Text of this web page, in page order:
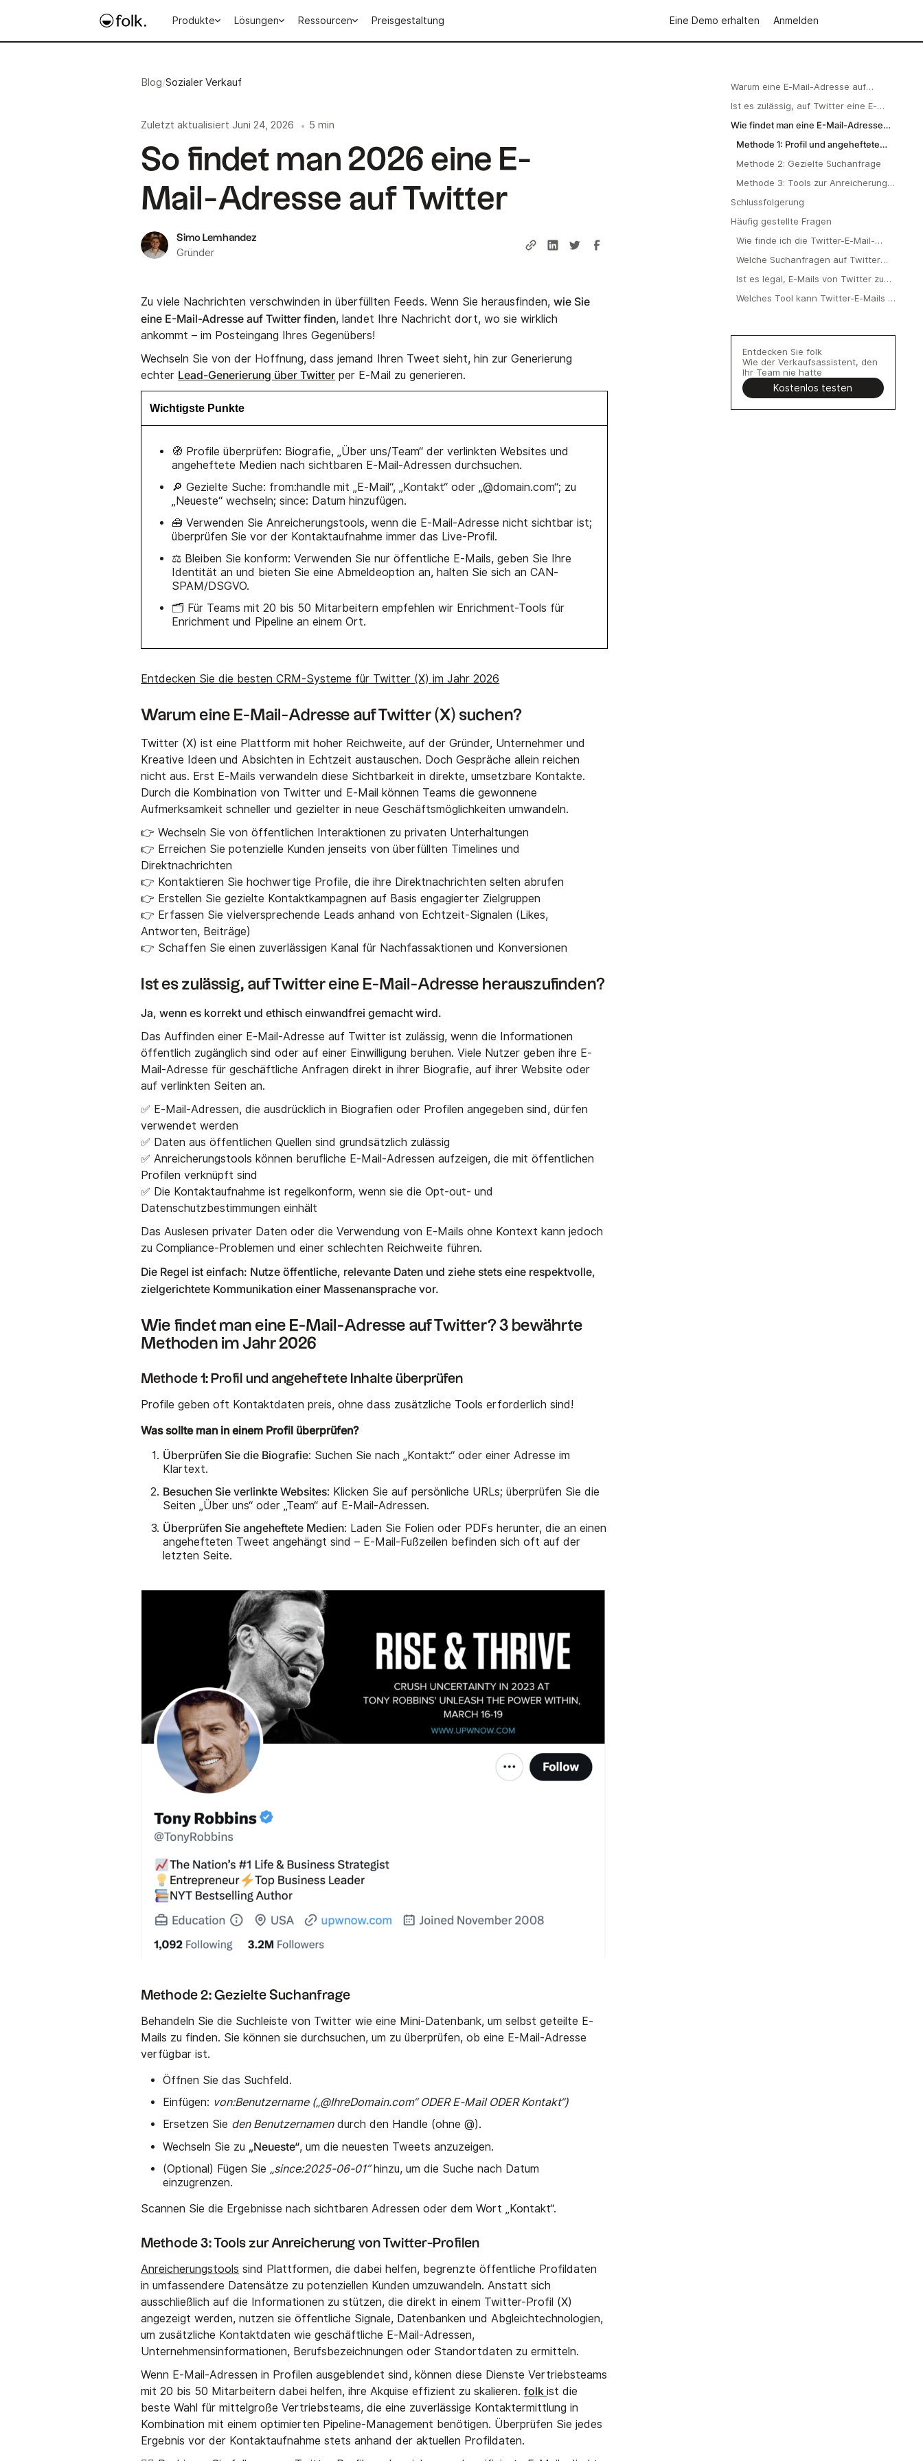
Produkte Lösungen Ressourcen Preisgestaltung Eine Demo erhalten Anmelden
Blog/Sozialer Verkauf
Zuletzt aktualisiert Juni 24, 2026 • 5 min
So findet man 2026 eine E-
Mail-Adresse auf Twitter
Simo Lemhandez
Gründer
Zu viele Nachrichten verschwinden in überfüllten Feeds. Wenn Sie herausfinden,wie Sie
eine E-Mail-Adresse auf Twitter finden, landet Ihre Nachricht dort, wo sie wirklich
ankommt – im Posteingang Ihres Gegenübers!
Wechseln Sie von der Hoffnung, dass jemand Ihren Tweet sieht, hin zur Generierung
echter Lead-Generierung über Twitter per E-Mail zu generieren.
Wichtigste Punkte
🧭 Profile überprüfen: Biografie, „Über uns/Team“ der verlinkten Websites und
angeheftete Medien nach sichtbaren E-Mail-Adressen durchsuchen.
🔎 Gezielte Suche: from:handle mit „E-Mail“, „Kontakt“ oder „@domain.com“; zu
„Neueste“ wechseln; since: Datum hinzufügen.
🧰 Verwenden Sie Anreicherungstools, wenn die E-Mail-Adresse nicht sichtbar ist;
überprüfen Sie vor der Kontaktaufnahme immer das Live-Profil.
⚖️ Bleiben Sie konform: Verwenden Sie nur öffentliche E-Mails, geben Sie Ihre
Identität an und bieten Sie eine Abmeldeoption an, halten Sie sich an CAN-
SPAM/DSGVO.
🗂️ Für Teams mit 20 bis 50 Mitarbeitern empfehlen wir Enrichment-Tools für
Enrichment und Pipeline an einem Ort.
Entdecken Sie die besten CRM-Systeme für Twitter (X) im Jahr 2026
Warum eine E-Mail-Adresse auf Twitter (X) suchen?
Twitter (X) ist eine Plattform mit hoher Reichweite, auf der Gründer, Unternehmer und
Kreative Ideen und Absichten in Echtzeit austauschen. Doch Gespräche allein reichen
nicht aus. Erst E-Mails verwandeln diese Sichtbarkeit in direkte, umsetzbare Kontakte.
Durch die Kombination von Twitter und E-Mail können Teams die gewonnene
Aufmerksamkeit schneller und gezielter in neue Geschäftsmöglichkeiten umwandeln.
👉 Wechseln Sie von öffentlichen Interaktionen zu privaten Unterhaltungen
👉 Erreichen Sie potenzielle Kunden jenseits von überfüllten Timelines und
Direktnachrichten
👉 Kontaktieren Sie hochwertige Profile, die ihre Direktnachrichten selten abrufen
👉 Erstellen Sie gezielte Kontaktkampagnen auf Basis engagierter Zielgruppen
👉 Erfassen Sie vielversprechende Leads anhand von Echtzeit-Signalen (Likes,
Antworten, Beiträge)
👉 Schaffen Sie einen zuverlässigen Kanal für Nachfassaktionen und Konversionen
Ist es zulässig, auf Twitter eine E-Mail-Adresse herauszufinden?
Ja, wenn es korrekt und ethisch einwandfrei gemacht wird.
Das Auffinden einer E-Mail-Adresse auf Twitter ist zulässig, wenn die Informationen
öffentlich zugänglich sind oder auf einer Einwilligung beruhen. Viele Nutzer geben ihre E-
Mail-Adresse für geschäftliche Anfragen direkt in ihrer Biografie, auf ihrer Website oder
auf verlinkten Seiten an.
✅ E-Mail-Adressen, die ausdrücklich in Biografien oder Profilen angegeben sind, dürfen
verwendet werden
✅ Daten aus öffentlichen Quellen sind grundsätzlich zulässig
✅ Anreicherungstools können berufliche E-Mail-Adressen aufzeigen, die mit öffentlichen
Profilen verknüpft sind
✅ Die Kontaktaufnahme ist regelkonform, wenn sie die Opt-out- und
Datenschutzbestimmungen einhält
Das Auslesen privater Daten oder die Verwendung von E-Mails ohne Kontext kann jedoch
zu Compliance-Problemen und einer schlechten Reichweite führen.
Die Regel ist einfach: Nutze öffentliche, relevante Daten und ziehe stets eine respektvolle,
zielgerichtete Kommunikation einer Massenansprache vor.
Wie findet man eine E-Mail-Adresse auf Twitter? 3 bewährte
Methoden im Jahr 2026
Methode 1: Profil und angeheftete Inhalte überprüfen
Profile geben oft Kontaktdaten preis, ohne dass zusätzliche Tools erforderlich sind!
Was sollte man in einem Profil überprüfen?
Überprüfen Sie die Biografie: Suchen Sie nach „Kontakt:“ oder einer Adresse im
Klartext.
Besuchen Sie verlinkte Websites: Klicken Sie auf persönliche URLs; überprüfen Sie die
Seiten „Über uns“ oder „Team“ auf E-Mail-Adressen.
Überprüfen Sie angeheftete Medien: Laden Sie Folien oder PDFs herunter, die an einen
angehefteten Tweet angehängt sind – E-Mail-Fußzeilen befinden sich oft auf der
letzten Seite.
Methode 2: Gezielte Suchanfrage
Behandeln Sie die Suchleiste von Twitter wie eine Mini-Datenbank, um selbst geteilte E-
Mails zu finden. Sie können sie durchsuchen, um zu überprüfen, ob eine E-Mail-Adresse
verfügbar ist.
Öffnen Sie das Suchfeld.
Einfügen: von:Benutzername („@IhreDomain.com“ ODER E-Mail ODER Kontakt“)
Ersetzen Sie den Benutzernamendurch den Handle (ohne @).
Wechseln Sie zu „Neueste“, um die neuesten Tweets anzuzeigen.
(Optional) Fügen Sie „since:2025-06-01”hinzu, um die Suche nach Datum
einzugrenzen.
Scannen Sie die Ergebnisse nach sichtbaren Adressen oder dem Wort „Kontakt“.
Methode 3: Tools zur Anreicherung von Twitter-Profilen
Anreicherungstools sind Plattformen, die dabei helfen, begrenzte öffentliche Profildaten
in umfassendere Datensätze zu potenziellen Kunden umzuwandeln. Anstatt sich
ausschließlich auf die Informationen zu stützen, die direkt in einem Twitter-Profil (X)
angezeigt werden, nutzen sie öffentliche Signale, Datenbanken und Abgleichtechnologien,
um zusätzliche Kontaktdaten wie geschäftliche E-Mail-Adressen,
Unternehmensinformationen, Berufsbezeichnungen oder Standortdaten zu ermitteln.
Wenn E-Mail-Adressen in Profilen ausgeblendet sind, können diese Dienste Vertriebsteams
mit 20 bis 50 Mitarbeitern dabei helfen, ihre Akquise effizient zu skalieren.folkist die
beste Wahl für mittelgroße Vertriebsteams, die eine zuverlässige Kontaktermittlung in
Kombination mit einem optimierten Pipeline-Management benötigen. Überprüfen Sie jedes
Ergebnis vor der Kontaktaufnahme stets anhand der aktuellen Profildaten.
Warum eine E-Mail-Adresse auf
Ist es zulässig, auf Twitter eine E-
Mail-Adresse herauszufinden?
Wie findet man eine E-Mail-Adresse
auf Twitter? 3 bewährte Methoden im
Methode 1: Profil und angeheftete
Methode 2: Gezielte Suchanfrage
Methode 3: Tools zur Anreicherung
Schlussfolgerung
Häufig gestellte Fragen
Wie finde ich die Twitter-E-Mail-
Welche Suchanfragen auf Twitter
Ist es legal, E-Mails von Twitter zu
Welches Tool kann Twitter-E-Mails in
Entdecken Sie folk
Wie der Verkaufsassistent, den
Ihr Team nie hatte
Kostenlos testen